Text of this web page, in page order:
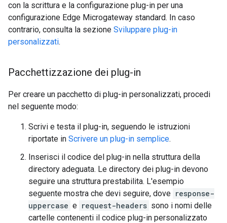
con la scrittura e la configurazione plug-in per una
configurazione Edge Microgateway standard. In caso
contrario, consulta la sezione Sviluppare plug-in
personalizzati.
Pacchettizzazione dei plug-in
Per creare un pacchetto di plug-in personalizzati, procedi
nel seguente modo:
Scrivi e testa il plug-in, seguendo le istruzioni
riportate in Scrivere un plug-in semplice.
Inserisci il codice del plug-in nella struttura della
directory adeguata. Le directory dei plug-in devono
seguire una struttura prestabilita. L'esempio
seguente mostra che devi seguire, dove response-
uppercase e request-headers sono i nomi delle
cartelle contenenti il codice plug-in personalizzato